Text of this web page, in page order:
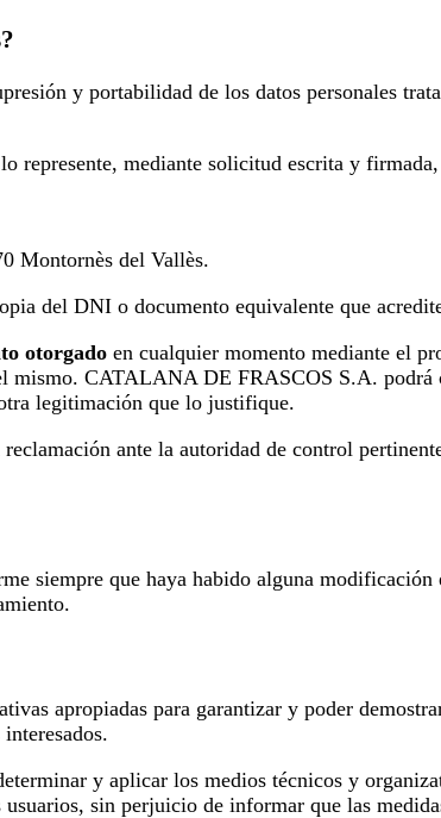
y portabilidad de los datos personales
represente, mediante solicitud escrita y
Montornès del Vallès.
del DNI o documento equivalente que
otorgado en cualquier momento mediante el
mismo. CATALANA DE FRASCOS S.A. podrá
legitimación que lo justifique.
ante la autoridad de control
siempre que haya habido alguna
apropiadas para garantizar y poder
y aplicar los medios técnicos y
sin perjuicio de informar que las